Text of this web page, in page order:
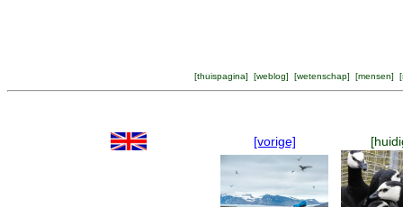
[thuispagina] [weblog] [wetenschap] [mensen] [
[vorige]